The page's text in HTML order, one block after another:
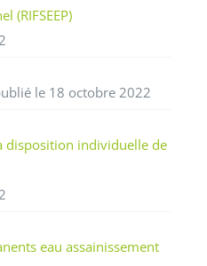
(RIFSEEP)
le 18 octobre 2022
disposition individuelle de
eau assainissement